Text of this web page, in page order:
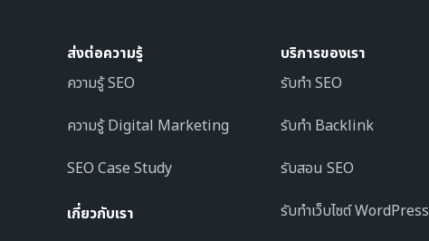
ส่งต่อความรู้
ความรู้ SEO
ความรู้ Digital Marketing
SEO Case Study
เกี่ยวกับเรา
บริการของเรา
รับทำ SEO
รับทำ Backlink
รับสอน SEO
รับทำเว็บไซต์ WordPress